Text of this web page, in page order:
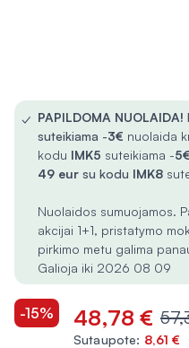
✓ PAPILDOMA NUOLAIDA!
suteikiama -3€ nuolaida
kodu IMK5 suteikiama -5€
49 eur su kodu IMK8
Nuolaidos sumuojamos.
akcijai 1+1, pristatymo
pirkimo metu galima
Galioja iki 2026 08 09
-15% 48,78 €
Sutaupote: 8,61 €